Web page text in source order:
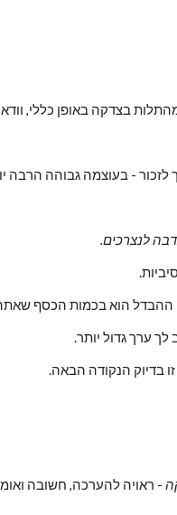
בצדקה באופן כללי,
לזכור - בעוצמה גבוהה הרבה
לנצרכים.
ההבדל הוא בכמות הכסף
ערך גדול יותר.
בדיוק הנקודה הבאה.